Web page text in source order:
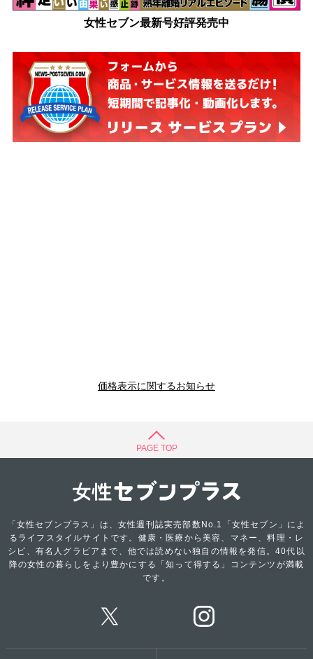
女性セブン最新号好評発売中
価格表示に関するお知らせ
PAGE TOP
「女性セブンプラス」は、女性週刊誌実売部数No.1「女性セブン」によ
るライフスタイルサイトです。健康・医療から美容、マネー、料理・レ
シピ、有名人グラビアまで、他では読めない独自の情報を発信。40代以
降の女性の暮らしをより豊かにする「知って得する」コンテンツが満載
です。